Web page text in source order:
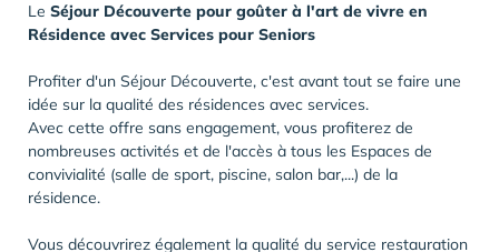
Le Séjour Découverte pour goûter à l'art de vivre en
Résidence avec Services pour Seniors
Profiter d'un Séjour Découverte, c'est avant tout se faire une
idée sur la qualité des résidences avec services.
Avec cette offre sans engagement, vous profiterez de
nombreuses activités et de l'accès à tous les Espaces de
convivialité (salle de sport, piscine, salon bar,...) de la
résidence.
Vous découvrirez également la qualité du service restauration